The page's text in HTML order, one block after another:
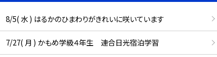
8/5( 水 ) はるかのひまわりがきれいに咲いています
7/27( 月 ) かもめ学級４年生 連合日光宿泊学習